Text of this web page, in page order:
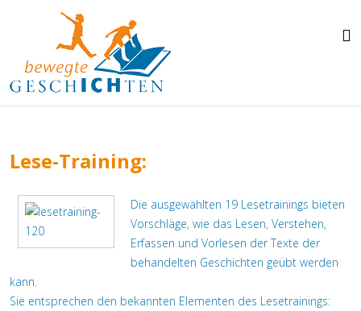
Lese-Training:
Die ausgewählten 19 Lesetrainings bieten
Vorschläge, wie das Lesen, Verstehen,
Erfassen und Vorlesen der Texte der
behandelten Geschichten geübt werden
kann.
Sie entsprechen den bekannten Elementen des Lesetrainings: